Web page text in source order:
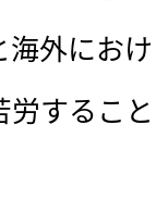
外にお
するこ